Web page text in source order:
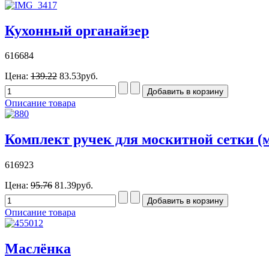
Кухонный органайзер
616684
Цена: 139.22 83.53руб.
Описание товара
Комплект ручек для москитной сетки
616923
Цена: 95.76 81.39руб.
Описание товара
Маслёнка